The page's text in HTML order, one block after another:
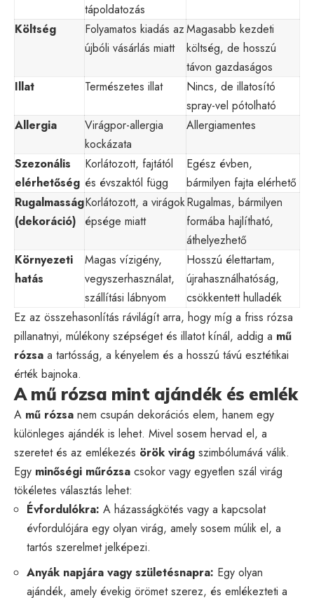
tápoldatozás
Költség
Folyamatos kiadás az
újbóli vásárlás miatt
Magasabb kezdeti
költség, de hosszú
távon gazdaságos
Illat
Természetes illat
Nincs, de illatosító
spray-vel pótolható
Allergia
Virágpor-allergia
kockázata
Allergiamentes
Szezonális
elérhetőség
Korlátozott, fajtától
és évszaktól függ
Egész évben,
bármilyen fajta elérhető
Rugalmasság
(dekoráció)
Korlátozott, a virágok
épsége miatt
Rugalmas, bármilyen
formába hajlítható,
áthelyezhető
Környezeti
hatás
Magas vízigény,
vegyszerhasználat,
szállítási lábnyom
Hosszú élettartam,
újrahasználhatóság,
csökkentett hulladék
Ez az összehasonlítás rávilágít arra, hogy míg a friss rózsa
pillanatnyi, múlékony szépséget és illatot kínál, addig a mű
rózsa a tartósság, a kényelem és a hosszú távú esztétikai
érték bajnoka.
A mű rózsa mint ajándék és emlék
A mű rózsa nem csupán dekorációs elem, hanem egy
különleges ajándék is lehet. Mivel sosem hervad el, a
szeretet és az emlékezés örök virág szimbólumává válik.
Egy minőségi műrózsa csokor vagy egyetlen szál virág
tökéletes választás lehet:
Évfordulókra: A házasságkötés vagy a kapcsolat
évfordulójára egy olyan virág, amely sosem múlik el, a
tartós szerelmet jelképezi.
Anyák napjára vagy születésnapra: Egy olyan
ajándék, amely évekig örömet szerez, és emlékezteti a